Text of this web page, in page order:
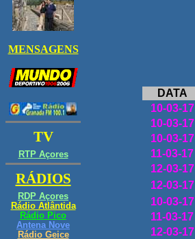
DATA
10-03-17
10-03-17
10-03-17
11-03-17
12-03-17
12-03-17
10-03-17
11-03-17
12-03-17